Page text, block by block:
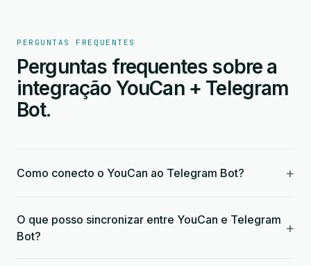
PERGUNTAS FREQUENTES
Perguntas frequentes sobre a
integração YouCan + Telegram
Bot.
Como conecto o YouCan ao Telegram Bot? +
O que posso sincronizar entre YouCan e Telegram
Bot?
+